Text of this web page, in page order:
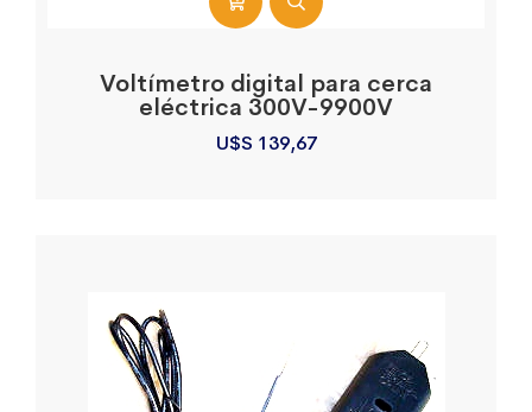
Voltímetro digital para cerca
eléctrica 300V-9900V
U$S 139,67